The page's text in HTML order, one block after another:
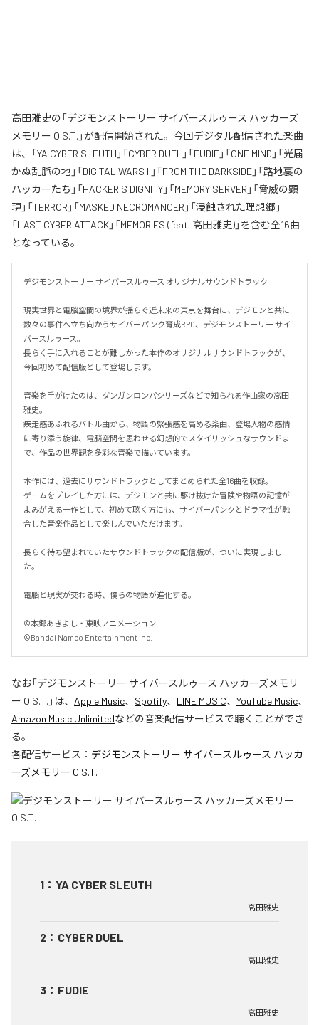
高田雅史の「デジモンストーリー サイバースルゥース ハッカーズ
メモリー O.S.T.」が配信開始された。今回デジタル配信された楽曲
は、「YA CYBER SLEUTH」「CYBER DUEL」「FUDIE」「ONE MIND」「光届
かぬ乱脈の地」「DIGITAL WARS II」「FROM THE DARKSIDE」「路地裏の
ハッカーたち」「HACKER'S DIGNITY」「MEMORY SERVER」「脅威の顕
現」「TERROR」「MASKED NECROMANCER」「浸蝕された理想郷」
「LAST CYBER ATTACK」「MEMORIES (feat. 高田雅史)」を含む全16曲
となっている。
デジモンストーリー サイバースルゥース オリジナルサウンドトラック
現実世界と電脳空間の境界が揺らぐ近未来の東京を舞台に、デジモンと共に
数々の事件へ立ち向かうサイバーパンク育成RPG、デジモンストーリー サイ
バースルゥース。
長らく手に入れることが難しかった本作のオリジナルサウンドトラックが、
今回初めて配信版として登場します。
音楽を手がけたのは、ダンガンロンパシリーズなどで知られる作曲家の高田
雅史。
疾走感あふれるバトル曲から、物語の緊張感を高める楽曲、登場人物の感情
に寄り添う旋律、電脳空間を思わせる幻想的でスタイリッシュなサウンドま
で、作品の世界観を多彩な音楽で描いています。
本作には、過去にサウンドトラックとしてまとめられた全16曲を収録。
ゲームをプレイした方には、デジモンと共に駆け抜けた冒険や物語の記憶が
よみがえる一作として、初めて聴く方にも、サイバーパンクとドラマ性が融
合した音楽作品として楽しんでいただけます。
長らく待ち望まれていたサウンドトラックの配信版が、ついに実現しまし
た。
電脳と現実が交わる時、僕らの物語が進化する。
©本郷あきよし・東映アニメーション
©Bandai Namco Entertainment Inc.
なお「デジモンストーリー サイバースルゥース ハッカーズメモリ
ー O.S.T. 」は、 Apple Music、 Spotify、 LINE MUSIC、 YouTube Music、
Amazon Music Unlimitedなどの音楽配信サービスで聴くことができ
る。
各配信サービス： デジモンストーリー サイバースルゥース ハッカ
ーズメモリー O.S.T.
1 ： YA CYBER SLEUTH
高田雅史
2 ： CYBER DUEL
高田雅史
3 ： FUDIE
高田雅史